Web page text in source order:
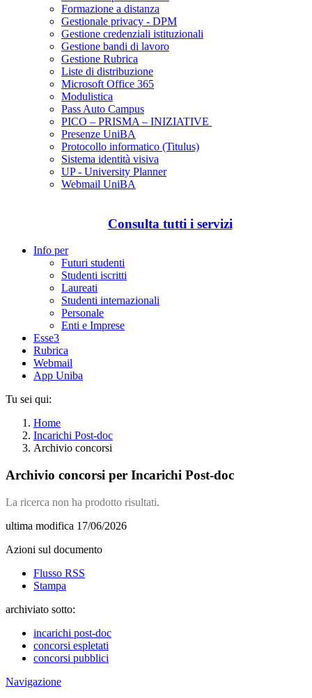
Formazione a distanza
Gestionale privacy - DPM
Gestione credenziali istituzionali
Gestione bandi di lavoro
Gestione Rubrica
Liste di distribuzione
Microsoft Office 365
Modulistica
Pass Auto Campus
PICO – PRISMA – INIZIATIVE
Presenze UniBA
Protocollo informatico (Titulus)
Sistema identità visiva
UP - University Planner
Webmail UniBA
Consulta tutti i servizi
Info per
Futuri studenti
Studenti iscritti
Laureati
Studenti internazionali
Personale
Enti e Imprese
Esse3
Rubrica
Webmail
App Uniba
Tu sei qui:
Home
Incarichi Post-doc
Archivio concorsi
Archivio concorsi per Incarichi Post-doc
La ricerca non ha prodotto risultati.
ultima modifica 17/06/2026
Azioni sul documento
Flusso RSS
Stampa
archiviato sotto:
incarichi post-doc
concorsi espletati
concorsi pubblici
Navigazione